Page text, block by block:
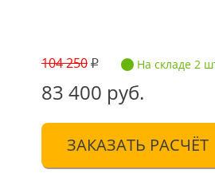
104 250 На складе 2
83 400 руб.
ЗАКАЗАТЬ РАСЧЁТ